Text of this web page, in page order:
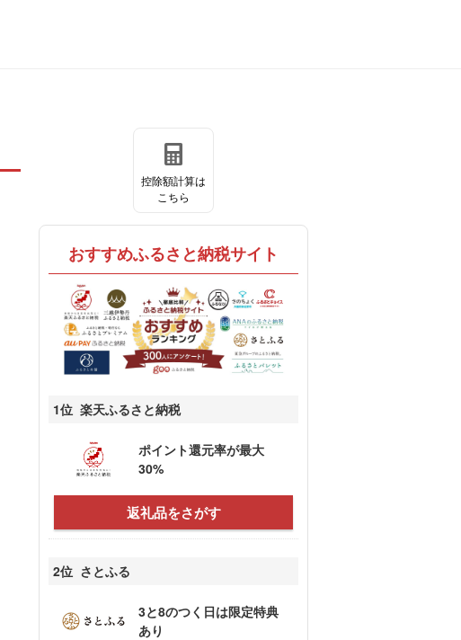
控除額計算は
こちら
おすすめふるさと納税サイト
1位 楽天ふるさと納税
ポイント還元率が最大
30%
返礼品をさがす
2位 さとふる
3と8のつく日は限定特典
あり